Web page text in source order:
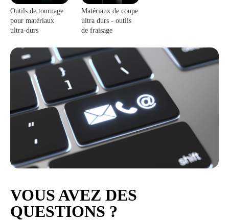
Outils de tournage
pour matériaux
ultra-durs
Matériaux de coupe
ultra durs - outils
de fraisage
VOUS AVEZ DES
QUESTIONS ?